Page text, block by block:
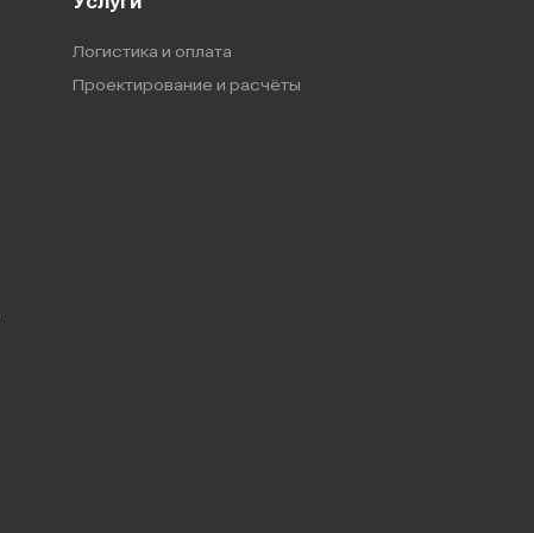
Логистика и оплата
Проектирование и расчёты